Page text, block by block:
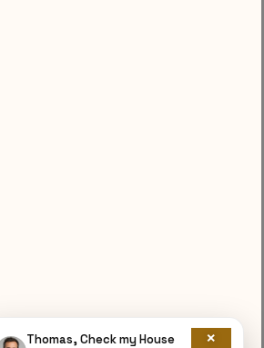
×
Thomas, Check my House